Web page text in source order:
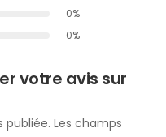
0%
0%
votre avis sur
publiée. Les champs